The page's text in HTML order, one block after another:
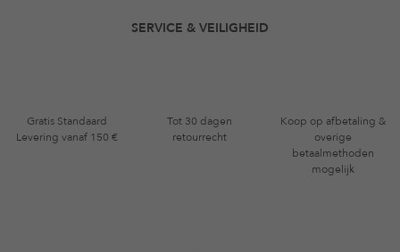
SERVICE & VEILIGHEID
Gratis Standaard
Levering vanaf 150 €
Tot 30 dagen
retourrecht
Koop op afbetaling &
overige
betaalmethoden
mogelijk